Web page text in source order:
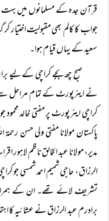
قرآن جدہ کے مسلمانوں میں بہت
جواب کا کالم بھی مقبولیت
سعید کے یہاں قیام ہوا۔
صبح چھ بجے کراچی کے لیے
نے ایئرپورٹ کے تمام مراحل
کراچی ایئر پورٹ پر مفتی خالد
پاکستان مولانا مفتی ولی حسن
مدیر، مولانا عبد الخالق ناظم
الرزاق، حاجی شمیم احمد شمسی
تشریف لائے تھے۔ ان کے
برادرم عبد الرزاق نے عشائیہ کا